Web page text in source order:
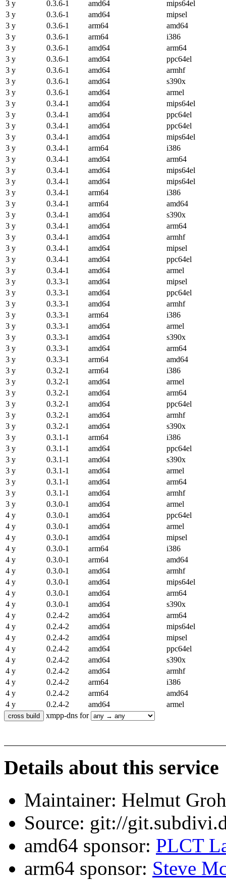
3 y 0.3.6-1 amd64
mips64el
3 y
0.3.6-1 amd64
mipsel
3 y
0.3.6-1 arm64
amd64
3 y
0.3.6-1 arm64
i386
3 y
0.3.6-1 amd64
arm64
3 y
0.3.6-1 amd64
ppc64el
3 y
0.3.6-1 amd64
armhf
3 y
0.3.6-1 amd64
s390x
3 y
0.3.6-1 amd64
armel
3 y
0.3.4-1 amd64
mips64el
3 y
0.3.4-1 amd64
ppc64el
3 y
0.3.4-1 amd64
ppc64el
3 y
0.3.4-1 amd64
mips64el
3 y
0.3.4-1 arm64
i386
3 y
0.3.4-1 amd64
arm64
3 y
0.3.4-1 amd64
mips64el
3 y
0.3.4-1 amd64
mips64el
3 y
0.3.4-1 arm64
i386
3 y
0.3.4-1 arm64
amd64
3 y
0.3.4-1 amd64
s390x
3 y
0.3.4-1 amd64
arm64
3 y
0.3.4-1 amd64
armhf
3 y
0.3.4-1 amd64
mipsel
3 y
0.3.4-1 amd64
ppc64el
3 y
0.3.4-1 amd64
armel
3 y
0.3.3-1 amd64
mipsel
3 y
0.3.3-1 amd64
ppc64el
3 y
0.3.3-1 amd64
armhf
3 y
0.3.3-1 arm64
i386
3 y
0.3.3-1 amd64
armel
3 y
0.3.3-1 amd64
s390x
3 y
0.3.3-1 amd64
arm64
3 y
0.3.3-1 arm64
amd64
3 y
0.3.2-1 arm64
i386
3 y
0.3.2-1 amd64
armel
3 y
0.3.2-1 amd64
arm64
3 y
0.3.2-1 amd64
ppc64el
3 y
0.3.2-1 amd64
armhf
3 y
0.3.2-1 amd64
s390x
3 y
0.3.1-1 arm64
i386
3 y
0.3.1-1 amd64
ppc64el
3 y
0.3.1-1 amd64
s390x
3 y
0.3.1-1 amd64
armel
3 y
0.3.1-1 amd64
arm64
3 y
0.3.1-1 amd64
armhf
3 y
0.3.0-1 amd64
armel
4 y
0.3.0-1 amd64
ppc64el
4 y
0.3.0-1 amd64
armel
4 y
0.3.0-1 amd64
mipsel
4 y
0.3.0-1 arm64
i386
4 y
0.3.0-1 arm64
amd64
4 y
0.3.0-1 amd64
armhf
4 y
0.3.0-1 amd64
mips64el
4 y
0.3.0-1 amd64
arm64
4 y
0.3.0-1 amd64
s390x
4 y
0.2.4-2 amd64
arm64
4 y
0.2.4-2 amd64
mips64el
4 y
0.2.4-2 amd64
mipsel
4 y
0.2.4-2 amd64
ppc64el
4 y
0.2.4-2 amd64
s390x
4 y
0.2.4-2 amd64
armhf
4 y
0.2.4-2 arm64
i386
4 y
0.2.4-2 arm64
amd64
4 y
0.2.4-2 amd64
armel
xmpp-dns for
Details about this service
Maintainer: Helmut
Source: git://
amd64 sponsor: PLCT
arm64 sponsor: Steve